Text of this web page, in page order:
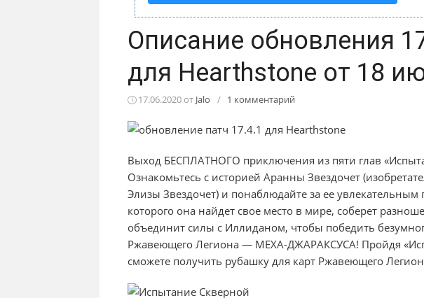
Описание обновления
для Hearthstone от 18
17.06.2020от Jalo / 1 комментарий
Выход БЕСПЛАТНОГО приключения из пяти глав
Ознакомьтесь с историей Аранны Звездочет
Элизы Звездочет) и понаблюдайте за ее
которого она найдет свое место в мире, соберет
объединит силы с Иллиданом, чтобы победить
Ржавеющего Легиона — МЕХА-ДЖАРАКСУСА! Пройдя
сможете получить рубашку для карт Ржавеющего